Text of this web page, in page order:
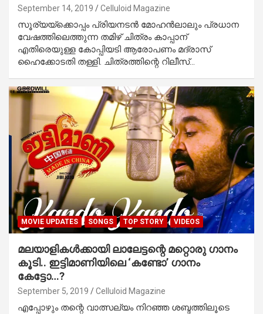
September 14, 2019 Celluloid Magazine
സൂര്യയ്‌ക്കൊപ്പം പ്രിയനടന്‍ മോഹന്‍ലാലും പ്രധാന
വേഷത്തിലെത്തുന്ന തമിഴ് ചിത്രം കാപ്പാന്
എതിരെയുള്ള കോപ്പിയടി ആരോപണം മദ്രാസ്
ഹൈക്കോടതി തള്ളി. ചിത്രത്തിന്റെ റിലീസ്…
MOVIE UPDATES SONGS TOP STORY VIDEOS
മലയാളികള്‍ക്കായി ലാലേട്ടന്റെ മറ്റൊരു ഗാനം
കൂടി.. ഇട്ടിമാണിയിലെ ‘കണ്ടോ’ ഗാനം
കേട്ടോ…?
September 5, 2019 Celluloid Magazine
എപ്പോഴും തന്റെ വാത്സല്യം നിറഞ്ഞ ശബ്ദത്തിലൂടെ